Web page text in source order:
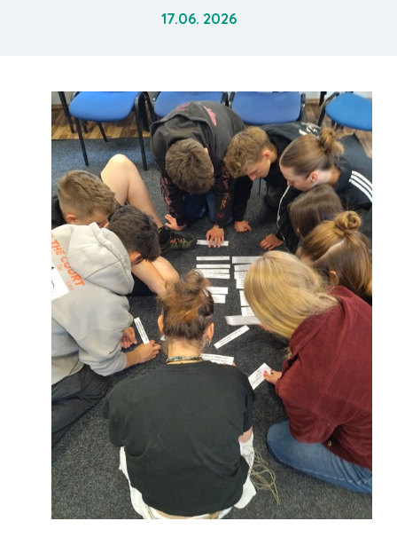
17.06. 2026